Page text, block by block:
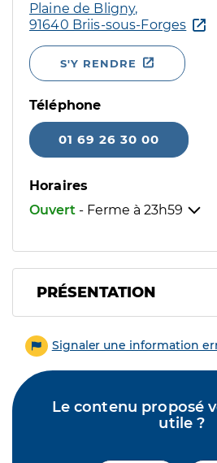
Plaine de Bligny,
91640 Briis-sous-Forges
S'Y RENDRE
Téléphone
01 69 26 30 00
Horaires
Ouvert - Ferme à 23h59
PRÉSENTATION
Signaler une information
Le contenu proposé
utile ?